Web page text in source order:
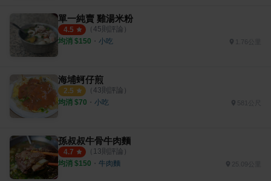
單一純賣 雞湯米粉
4.5 （ 45則評論）
均消 $150 ・ 小吃
海埔蚵仔煎
2.5 （ 43則評論）
均消 $70 ・ 小吃 581公尺
孫叔叔牛骨牛肉麵
4.7 （ 13則評論）
均消 $150 ・ 牛肉麵 25.09公里